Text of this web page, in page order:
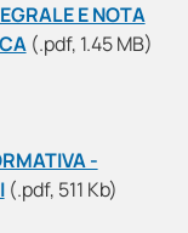
E NOTA
(.pdf, 1.45 MB)
-
(.pdf, 511 Kb)